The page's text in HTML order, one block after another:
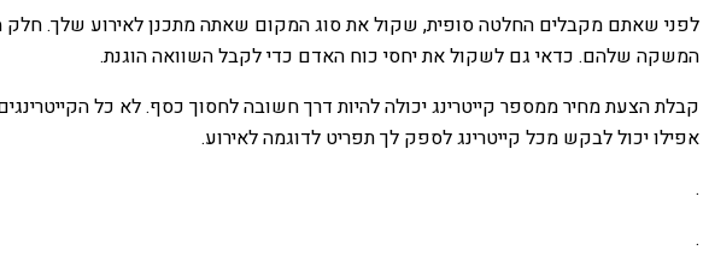
לפני שאתם מקבלים החלטה סופית, שקול את סוג המקום שאתה מתכנן לאירוע שלך. חלק
המשקה שלהם. כדאי גם לשקול את יחסי כוח האדם כדי לקבל השוואה הוגנת.
קבלת הצעת מחיר ממספר קייטרינג יכולה להיות דרך חשובה לחסוך כסף. לא כל
אפילו יכול לבקש מכל קייטרינג לספק לך תפריט לדוגמה לאירוע.
.
.